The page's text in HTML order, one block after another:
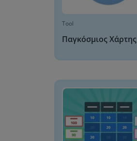
Tool
Παγκόσμιος Χάρτης